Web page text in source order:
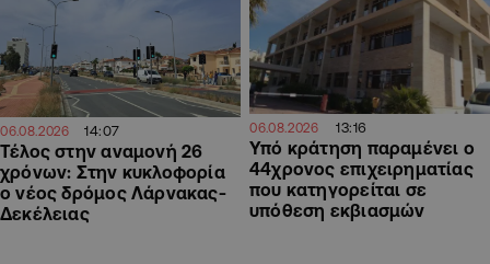
06.08.2026 14:07
Τέλος στην αναμονή 26
χρόνων: Στην κυκλοφορία
ο νέος δρόμος Λάρνακας-
Δεκέλειας
06.08.2026 13:16
Υπό κράτηση παραμένει ο
44χρονος επιχειρηματίας
που κατηγορείται σε
υπόθεση εκβιασμών